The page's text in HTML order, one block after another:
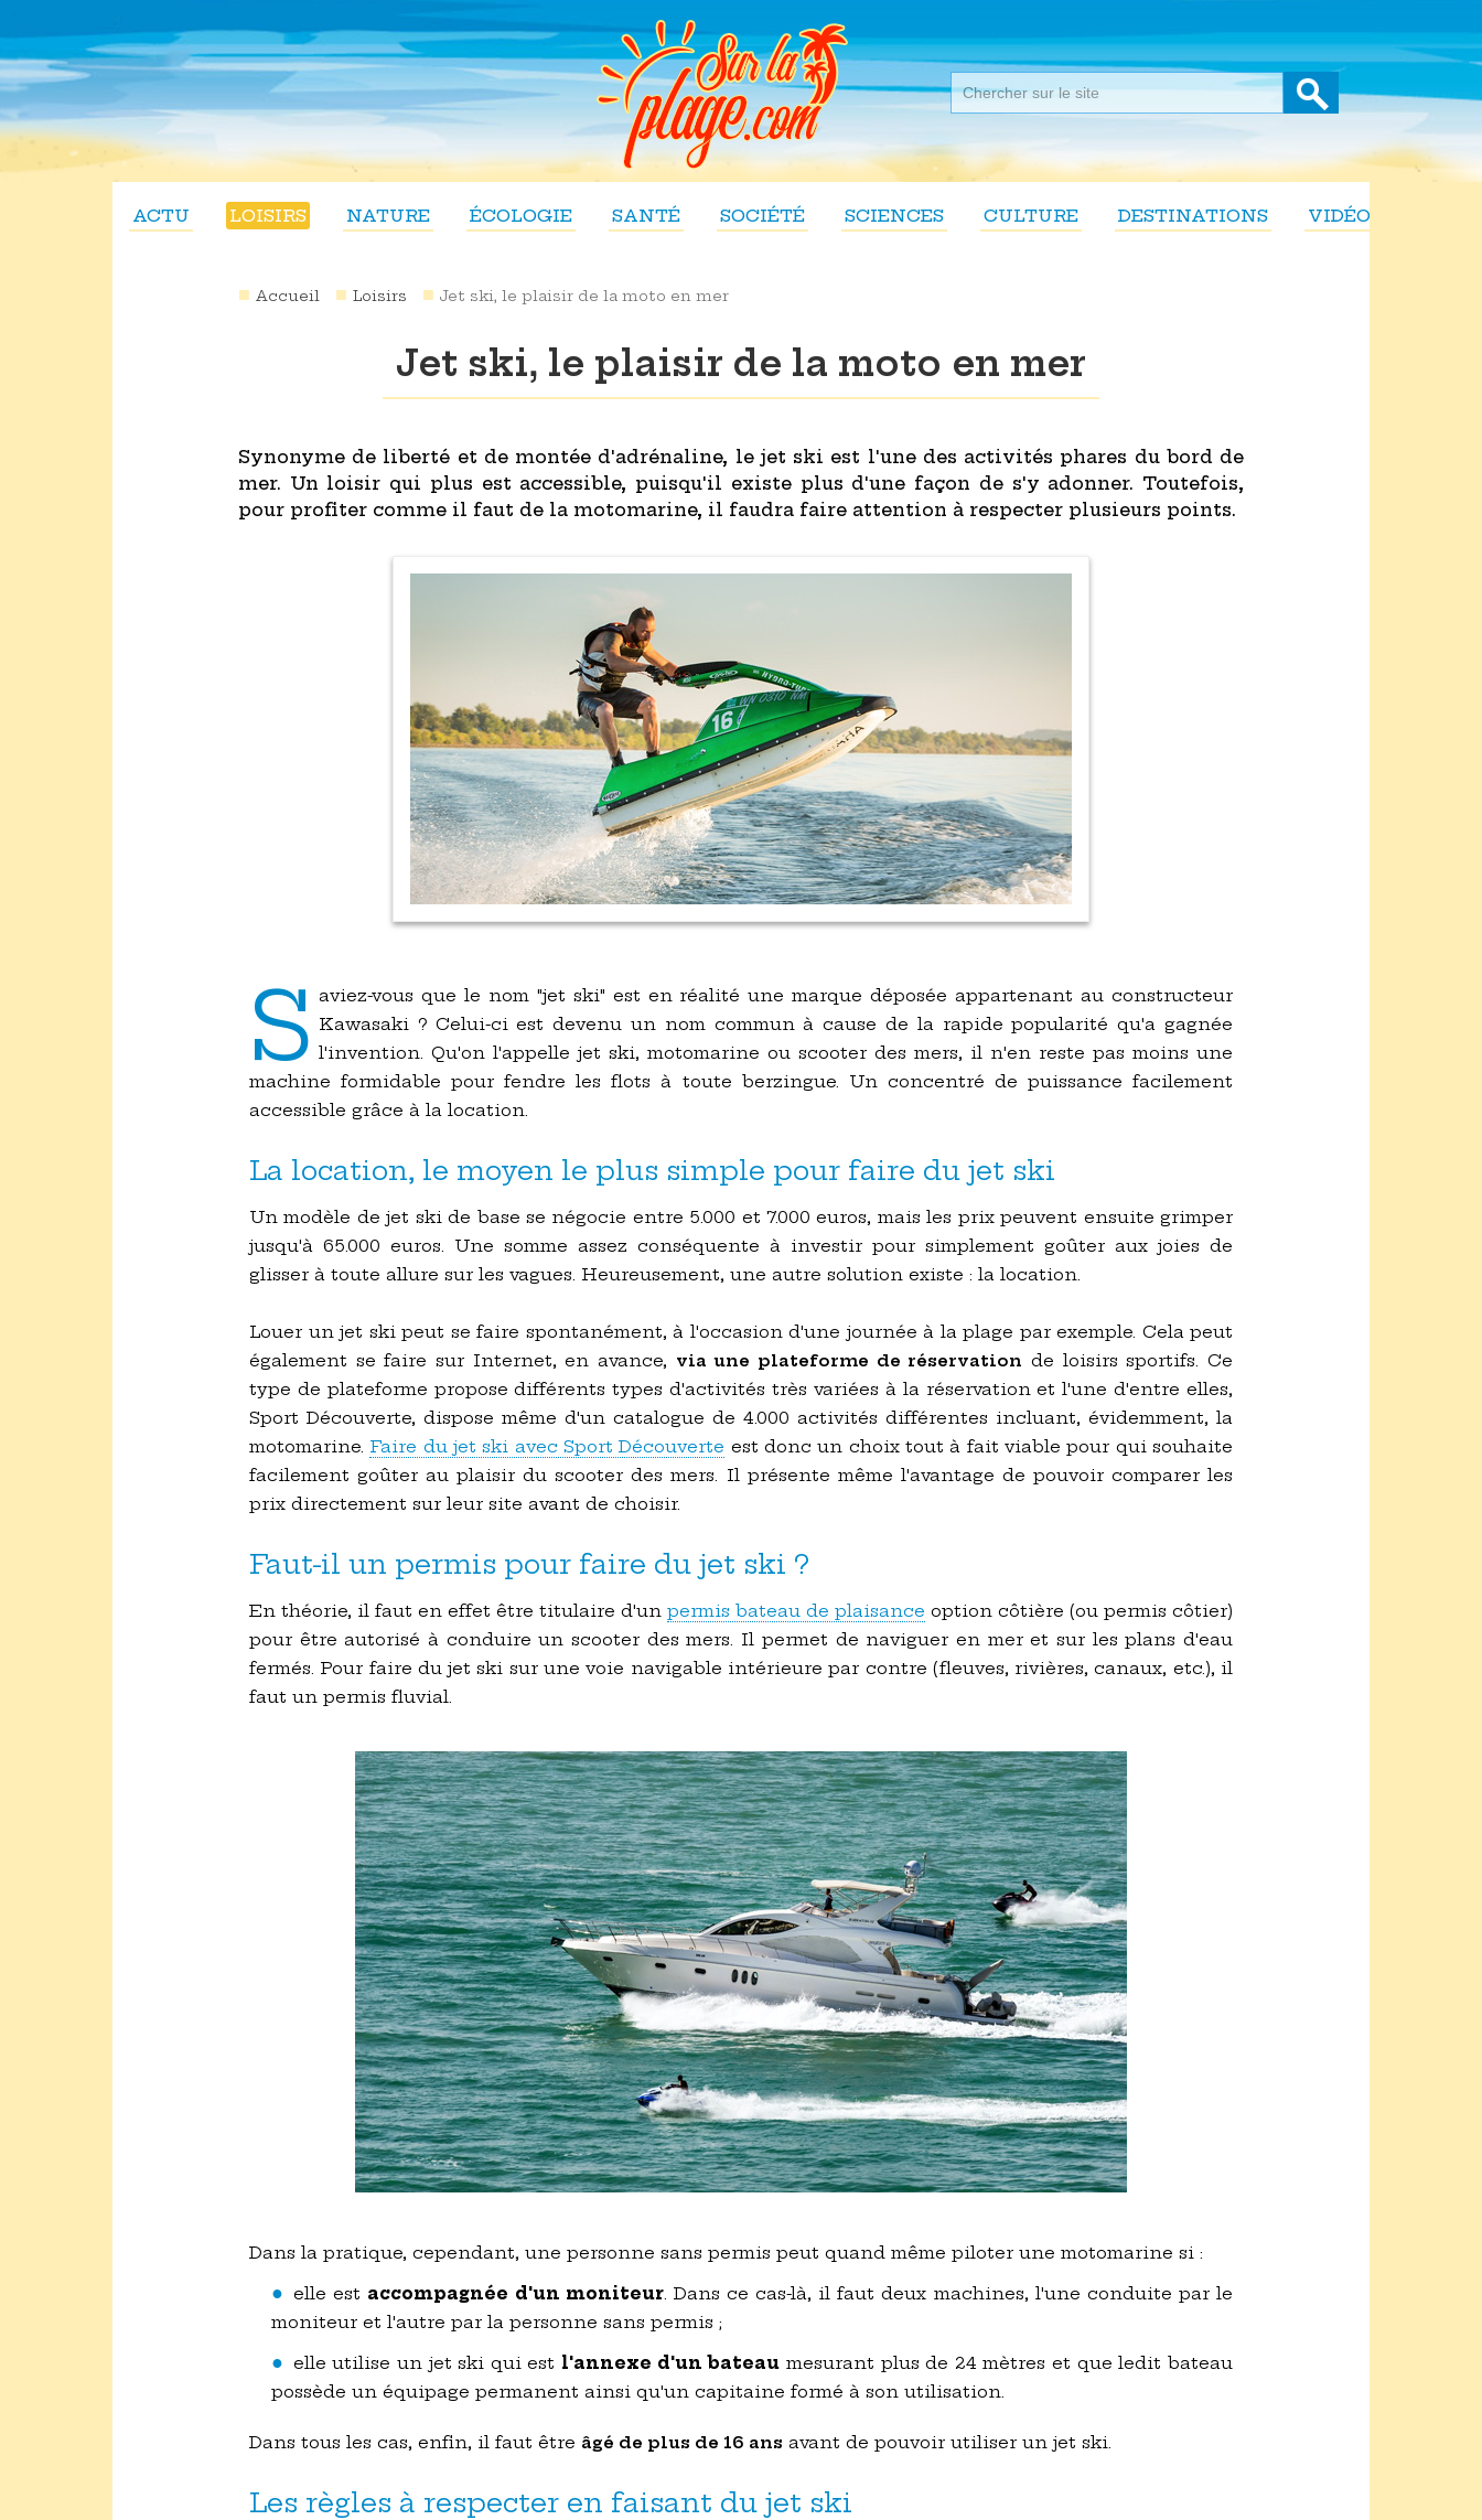
ACTU LOISIRS NATURE ÉCOLOGIE SANTÉ SOCIÉTÉ SCIENCES CULTURE DESTINATIONS VIDÉOS
Accueil Loisirs Jet ski, le plaisir de la moto en mer
Jet ski, le plaisir de la moto en mer
Synonyme de liberté et de montée d'adrénaline, le jet ski est l'une des activités phares du bord de
mer. Un loisir qui plus est accessible, puisqu'il existe plus d'une façon de s'y adonner. Toutefois,
pour profiter comme il faut de la motomarine, il faudra faire attention à respecter plusieurs points.
S aviez-vous que le nom "jet ski" est en réalité une marque déposée appartenant au constructeur
Kawasaki ? Celui-ci est devenu un nom commun à cause de la rapide popularité qu'a gagnée
l'invention. Qu'on l'appelle jet ski, motomarine ou scooter des mers, il n'en reste pas moins une
machine formidable pour fendre les flots à toute berzingue. Un concentré de puissance facilement
accessible grâce à la location.
La location, le moyen le plus simple pour faire du jet ski
Un modèle de jet ski de base se négocie entre 5.000 et 7.000 euros, mais les prix peuvent ensuite grimper
jusqu'à 65.000 euros. Une somme assez conséquente à investir pour simplement goûter aux joies de
glisser à toute allure sur les vagues. Heureusement, une autre solution existe : la location.
Louer un jet ski peut se faire spontanément, à l'occasion d'une journée à la plage par exemple. Cela peut
également se faire sur Internet, en avance, via une plateforme de réservation de loisirs sportifs. Ce
type de plateforme propose différents types d'activités très variées à la réservation et l'une d'entre elles,
Sport Découverte, dispose même d'un catalogue de 4.000 activités différentes incluant, évidemment, la
motomarine. Faire du jet ski avec Sport Découverte est donc un choix tout à fait viable pour qui souhaite
facilement goûter au plaisir du scooter des mers. Il présente même l'avantage de pouvoir comparer les
prix directement sur leur site avant de choisir.
Faut-il un permis pour faire du jet ski ?
En théorie, il faut en effet être titulaire d'un permis bateau de plaisance option côtière (ou permis côtier)
pour être autorisé à conduire un scooter des mers. Il permet de naviguer en mer et sur les plans d'eau
fermés. Pour faire du jet ski sur une voie navigable intérieure par contre (fleuves, rivières, canaux, etc.), il
faut un permis fluvial.
Dans la pratique, cependant, une personne sans permis peut quand même piloter une motomarine si :
elle est accompagnée d'un moniteur. Dans ce cas-là, il faut deux machines, l'une conduite par le
moniteur et l'autre par la personne sans permis ;
elle utilise un jet ski qui est l'annexe d'un bateau mesurant plus de 24 mètres et que ledit bateau
possède un équipage permanent ainsi qu'un capitaine formé à son utilisation.
Dans tous les cas, enfin, il faut être âgé de plus de 16 ans avant de pouvoir utiliser un jet ski.
Les règles à respecter en faisant du jet ski